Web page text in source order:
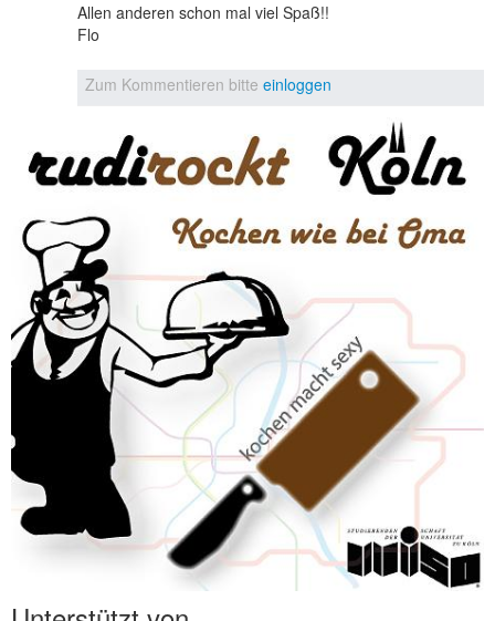
Allen anderen schon mal viel Spaß!!
Flo
Zum Kommentieren bitte einloggen